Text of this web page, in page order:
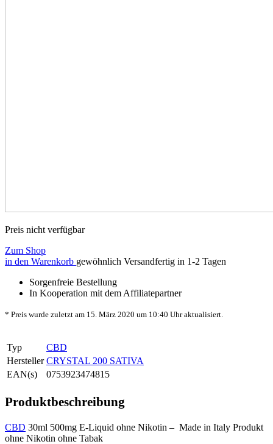
Preis nicht verfügbar
Zum Shop
in den Warenkorb gewöhnlich Versandfertig in 1-2 Tagen
Sorgenfreie Bestellung
In Kooperation mit dem Affiliatepartner
* Preis wurde zuletzt am 15. März 2020 um 10:40 Uhr aktualisiert.
Typ
CBD
Hersteller CRYSTAL 200 SATIVA
EAN(s)
0753923474815
Produktbeschreibung
CBD 30ml 500mg E-Liquid ohne Nikotin – Made in Italy Produkt
ohne Nikotin ohne Tabak